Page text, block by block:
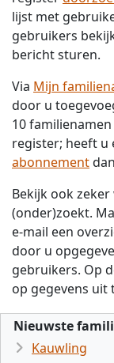
lijst met
gebruikers
bericht sturen.
Via Mijn
door u
10
register; heeft u
abonnement
Bekijk ook
(onder)zoekt.
e-mail een
door u
gebruikers. Op
op gegevens uit
Nieuwste
Kauwling